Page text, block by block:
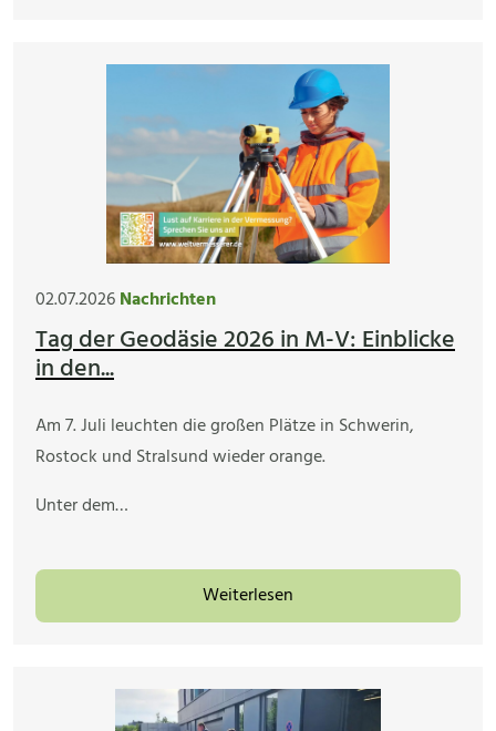
02.07.2026Nachrichten
Tag der Geodäsie 2026 in M-V: Einblicke
in den...
Am 7. Juli leuchten die großen Plätze in Schwerin,
Rostock und Stralsund wieder orange.
Unter dem…
Weiterlesen